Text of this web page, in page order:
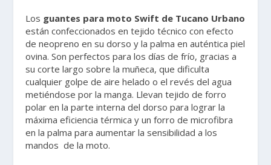
Los guantes para moto Swift de Tucano Urbano
están confeccionados en tejido técnico con efecto
de neopreno en su dorso y la palma en auténtica piel
ovina. Son perfectos para los días de frío, gracias a
su corte largo sobre la muñeca, que dificulta
cualquier golpe de aire helado o el revés del agua
metiéndose por la manga. Llevan tejido de forro
polar en la parte interna del dorso para lograr la
máxima eficiencia térmica y un forro de microfibra
en la palma para aumentar la sensibilidad a los
mandos de la moto.